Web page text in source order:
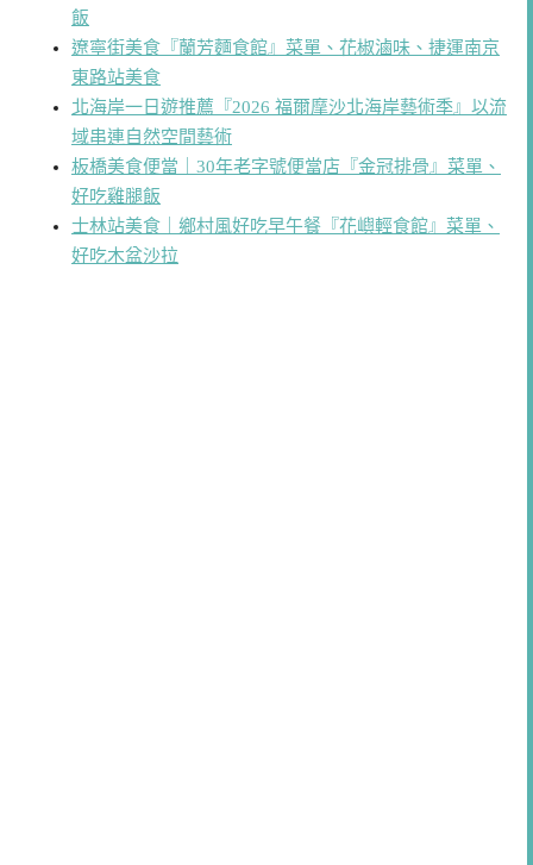
飯
遼寧街美食『蘭芳麵食館』菜單、花椒滷味、捷運南京
東路站美食
北海岸一日遊推薦『2026 福爾摩沙北海岸藝術季』以流
域串連自然空間藝術
板橋美食便當｜30年老字號便當店『金冠排骨』菜單、
好吃雞腿飯
士林站美食｜鄉村風好吃早午餐『花嶼輕食館』菜單、
好吃木盆沙拉